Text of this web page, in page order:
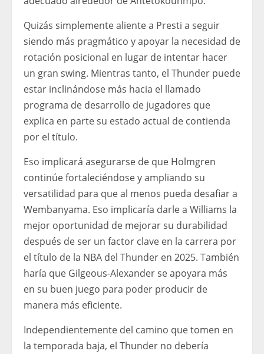
Quizás simplemente aliente a Presti a seguir
siendo más pragmático y apoyar la necesidad de
rotación posicional en lugar de intentar hacer
un gran swing. Mientras tanto, el Thunder puede
estar inclinándose más hacia el llamado
programa de desarrollo de jugadores que
explica en parte su estado actual de contienda
por el título.
Eso implicará asegurarse de que Holmgren
continúe fortaleciéndose y ampliando su
versatilidad para que al menos pueda desafiar a
Wembanyama. Eso implicaría darle a Williams la
mejor oportunidad de mejorar su durabilidad
después de ser un factor clave en la carrera por
el título de la NBA del Thunder en 2025. También
haría que Gilgeous-Alexander se apoyara más
en su buen juego para poder producir de
manera más eficiente.
Independientemente del camino que tomen en
la temporada baja, el Thunder no debería